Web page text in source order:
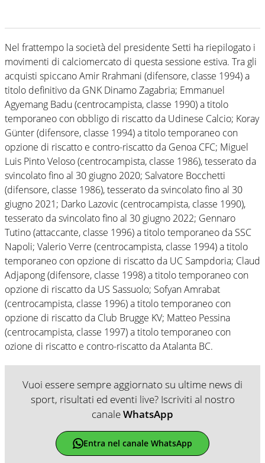
Nel frattempo la società del presidente Setti ha riepilogato i
movimenti di calciomercato di questa sessione estiva. Tra gli
acquisti spiccano Amir Rrahmani (difensore, classe 1994) a
titolo definitivo da GNK Dinamo Zagabria; Emmanuel
Agyemang Badu (centrocampista, classe 1990) a titolo
temporaneo con obbligo di riscatto da Udinese Calcio; Koray
Günter (difensore, classe 1994) a titolo temporaneo con
opzione di riscatto e contro-riscatto da Genoa CFC; Miguel
Luis Pinto Veloso (centrocampista, classe 1986), tesserato da
svincolato fino al 30 giugno 2020; Salvatore Bocchetti
(difensore, classe 1986), tesserato da svincolato fino al 30
giugno 2021; Darko Lazovic (centrocampista, classe 1990),
tesserato da svincolato fino al 30 giugno 2022; Gennaro
Tutino (attaccante, classe 1996) a titolo temporaneo da SSC
Napoli; Valerio Verre (centrocampista, classe 1994) a titolo
temporaneo con opzione di riscatto da UC Sampdoria; Claud
Adjapong (difensore, classe 1998) a titolo temporaneo con
opzione di riscatto da US Sassuolo; Sofyan Amrabat
(centrocampista, classe 1996) a titolo temporaneo con
opzione di riscatto da Club Brugge KV; Matteo Pessina
(centrocampista, classe 1997) a titolo temporaneo con
ozione di riscatto e contro-riscatto da Atalanta BC.
Vuoi essere sempre aggiornato su ultime news di
sport, risultati ed eventi live? Iscriviti al nostro
canaleWhatsApp
Entra nel canale WhatsApp